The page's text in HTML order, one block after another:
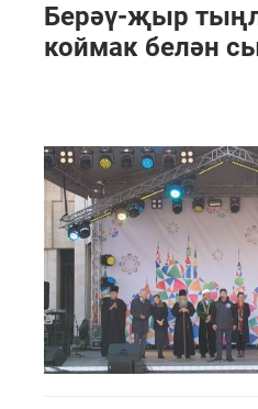
Берәү-җыр
коймак белән